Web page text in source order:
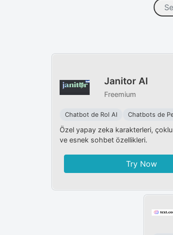
Janitor AI
Freemium
Chatbot de Rol AI Chatbots de
Özel yapay zeka karakterleri,
ve esnek sohbet özellikleri.
Try Now